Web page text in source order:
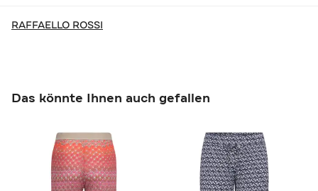
RAFFAELLO ROSSI
Das könnte Ihnen auch gefallen